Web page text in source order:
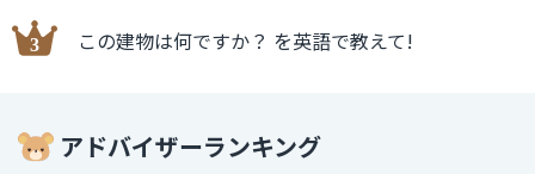
この建物は何ですか？ を英語で教えて!
アドバイザーランキング